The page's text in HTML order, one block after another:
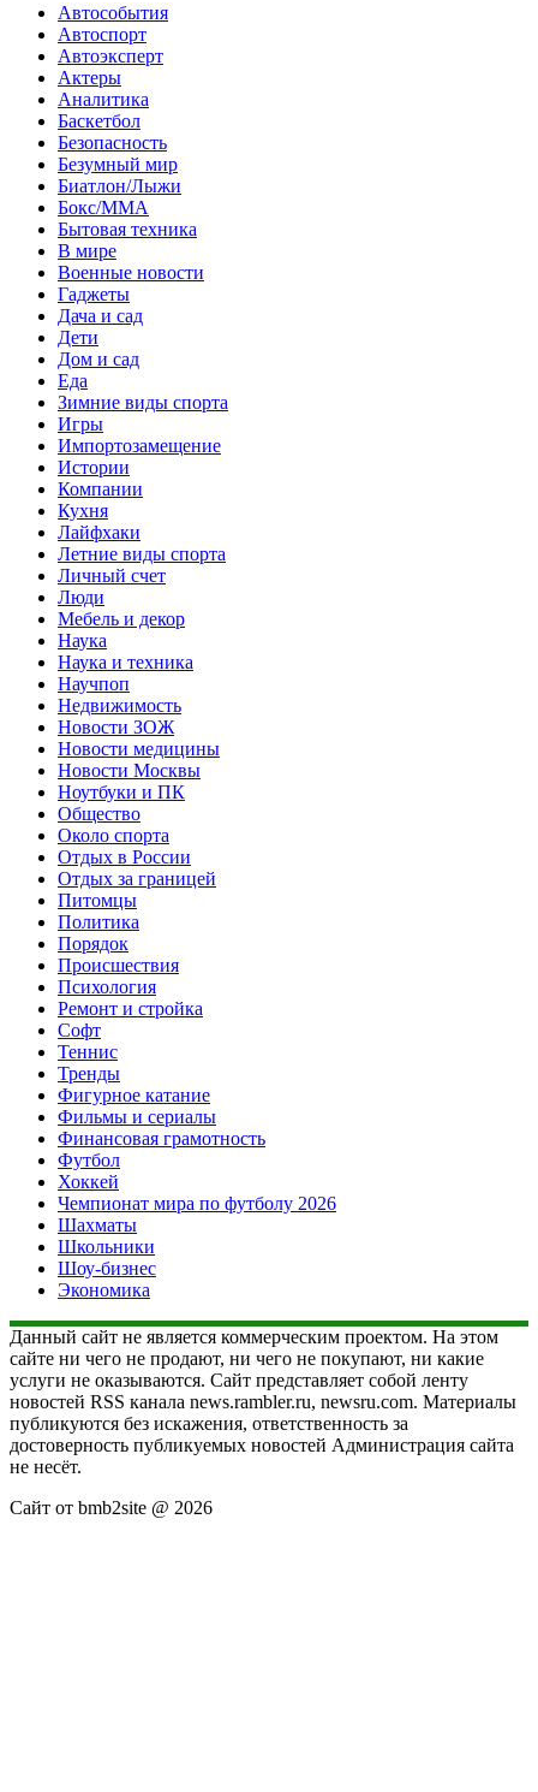
Автособытия
Автоспорт
Автоэксперт
Актеры
Аналитика
Баскетбол
Безопасность
Безумный мир
Биатлон/Лыжи
Бокс/MMA
Бытовая техника
В мире
Военные новости
Гаджеты
Дача и сад
Дети
Дом и сад
Еда
Зимние виды спорта
Игры
Импортозамещение
Истории
Компании
Кухня
Лайфхаки
Летние виды спорта
Личный счет
Люди
Мебель и декор
Наука
Наука и техника
Научпоп
Недвижимость
Новости ЗОЖ
Новости медицины
Новости Москвы
Ноутбуки и ПК
Общество
Около спорта
Отдых в России
Отдых за границей
Питомцы
Политика
Порядок
Происшествия
Психология
Ремонт и стройка
Софт
Теннис
Тренды
Фигурное катание
Фильмы и сериалы
Финансовая грамотность
Футбол
Хоккей
Чемпионат мира по футболу 2026
Шахматы
Школьники
Шоу-бизнес
Экономика
Данный сайт не является коммерческим проектом. На этом
сайте ни чего не продают, ни чего не покупают, ни какие
услуги не оказываются. Сайт представляет собой ленту
новостей RSS канала news.rambler.ru, newsru.com. Материалы
публикуются без искажения, ответственность за
достоверность публикуемых новостей Администрация сайта
не несёт.
Сайт от bmb2site @ 2026